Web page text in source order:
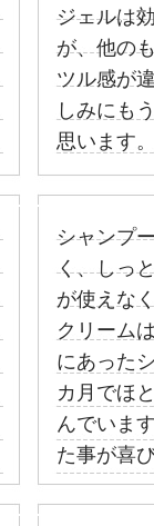
ジェルは
が、他の
ツル感が
しみにも
思います
シャンプ
く、しっ
が使えな
クリーム
にあった
カ月でほ
んでいま
た事が喜